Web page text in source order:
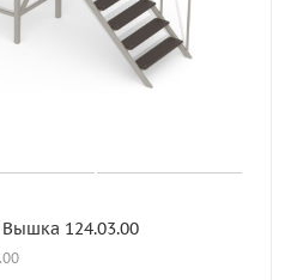
124.03.00